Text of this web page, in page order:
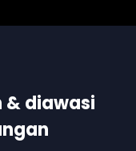
& diawasi